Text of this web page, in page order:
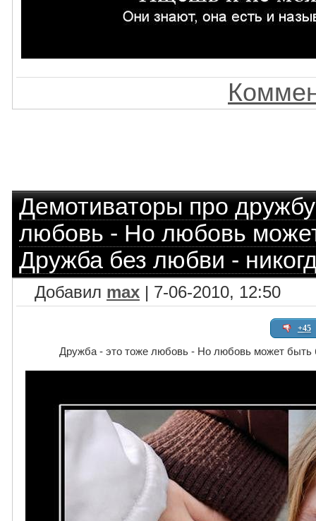
Демотиваторы про дружбу
любовь - Но любовь
Дружба без любви -
Добавил max | 7-06-2010, 12:50
+45
Дружба - это тоже любовь - Но любовь может быть